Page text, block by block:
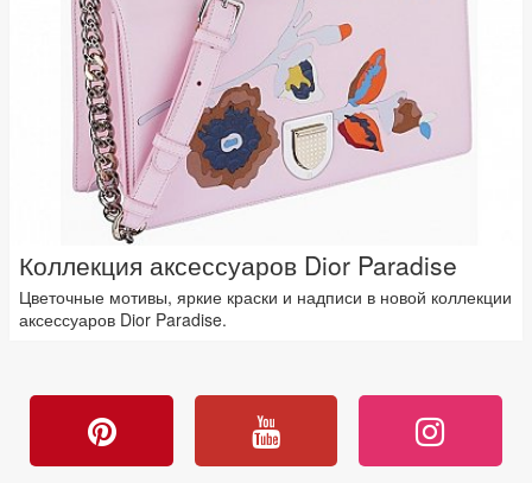
Коллекция аксессуаров Dior Paradise
Цветочные мотивы, яркие краски и надписи в новой коллекции
аксессуаров Dior Paradise.